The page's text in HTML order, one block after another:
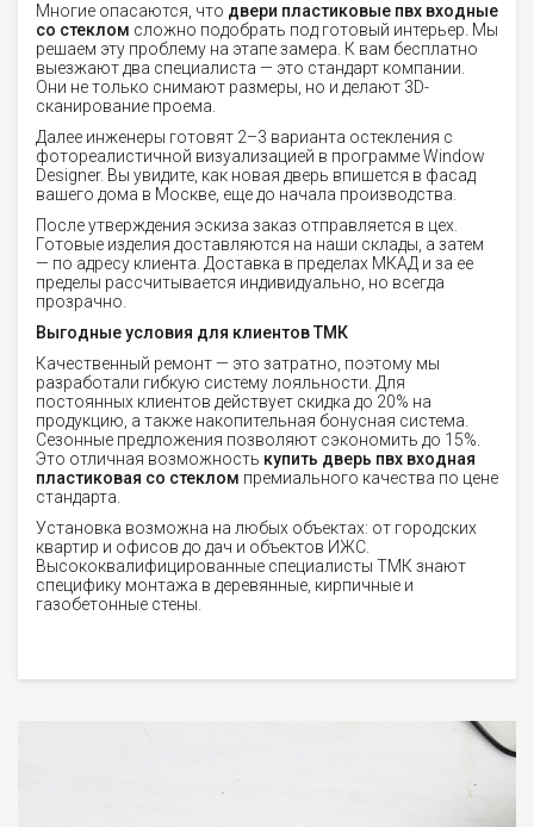
Многие опасаются, что двери пластиковые пвх входные
со стеклом сложно подобрать под готовый интерьер. Мы
решаем эту проблему на этапе замера. К вам бесплатно
выезжают два специалиста — это стандарт компании.
Они не только снимают размеры, но и делают 3D-
сканирование проема.
Далее инженеры готовят 2–3 варианта остекления с
фотореалистичной визуализацией в программе Window
Designer. Вы увидите, как новая дверь впишется в фасад
вашего дома в Москве, еще до начала производства.
После утверждения эскиза заказ отправляется в цех.
Готовые изделия доставляются на наши склады, а затем
— по адресу клиента. Доставка в пределах МКАД и за ее
пределы рассчитывается индивидуально, но всегда
прозрачно.
Выгодные условия для клиентов ТМК
Качественный ремонт — это затратно, поэтому мы
разработали гибкую систему лояльности. Для
постоянных клиентов действует скидка до 20% на
продукцию, а также накопительная бонусная система.
Сезонные предложения позволяют сэкономить до 15%.
Это отличная возможность купить дверь пвх входная
пластиковая со стеклом премиального качества по цене
стандарта.
Установка возможна на любых объектах: от городских
квартир и офисов до дач и объектов ИЖС.
Высококвалифицированные специалисты ТМК знают
специфику монтажа в деревянные, кирпичные и
газобетонные стены.